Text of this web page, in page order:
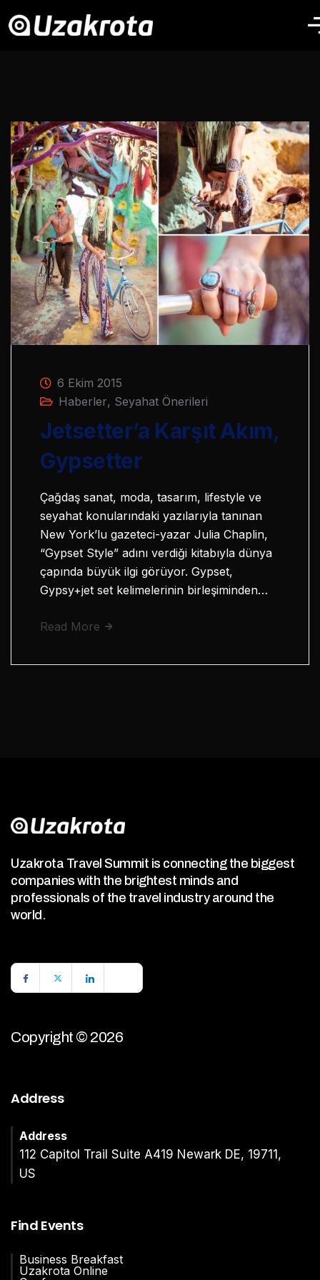
6 Ekim 2015
Haberler, Seyahat Önerileri
Jetsetter’a Karşıt Akım,
Gypsetter
Çağdaş sanat, moda, tasarım, lifestyle ve
seyahat konularındaki yazılarıyla tanınan
New York’lu gazeteci-yazar Julia Chaplin,
“Gypset Style” adını verdiği kitabıyla dünya
çapında büyük ilgi görüyor. Gypset,
Gypsy+jet set kelimelerinin birleşiminden…
Read More
Uzakrota Travel Summit is connecting the biggest
companies with the brightest minds and
professionals of the travel industry around the
world.
Copyright © 2026
Address
Address
112 Capitol Trail Suite A419 Newark DE, 19711,
US
Find Events
Business Breakfast
Uzakrota Online